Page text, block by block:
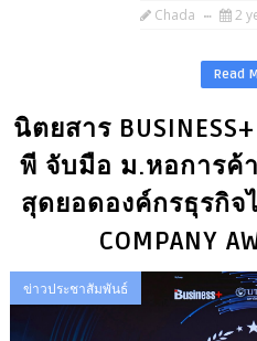
Chada 2
Read
นิตยสาร
พี จับมือ ม.หอการค้
สุดยอดองค์กรธุรกิจไ
COMPANY
ข่าวประชาสัมพันธ์